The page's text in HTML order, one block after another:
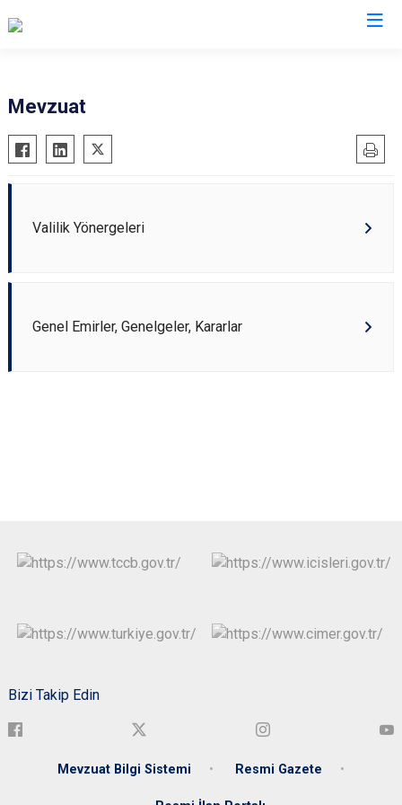
Mevzuat
Valilik Yönergeleri
Genel Emirler, Genelgeler, Kararlar
Bizi Takip Edin
Mevzuat Bilgi Sistemi Resmi Gazete